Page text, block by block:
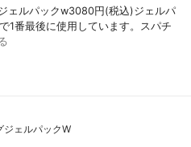
ェルパックw3080円(税込)ジェルパ
1番最後に使用しています。スパチ
ジェルパックW